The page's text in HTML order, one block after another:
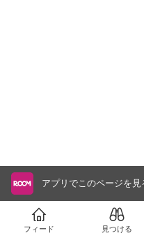
アプリでこのページを見
フィード 見つける